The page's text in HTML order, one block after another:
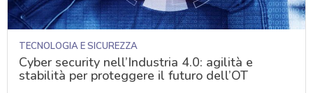
TECNOLOGIA E SICUREZZA
Cyber security nell’Industria 4.0: agilità e
stabilità per proteggere il futuro dell’OT